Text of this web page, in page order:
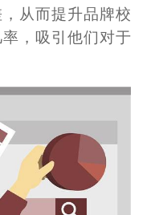
从而提升品牌校
，吸引他们对于